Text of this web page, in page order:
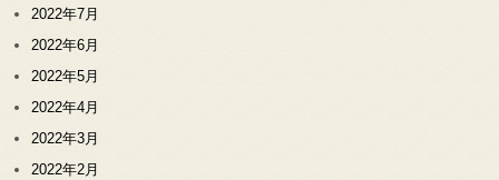
2022年7月
2022年6月
2022年5月
2022年4月
2022年3月
2022年2月